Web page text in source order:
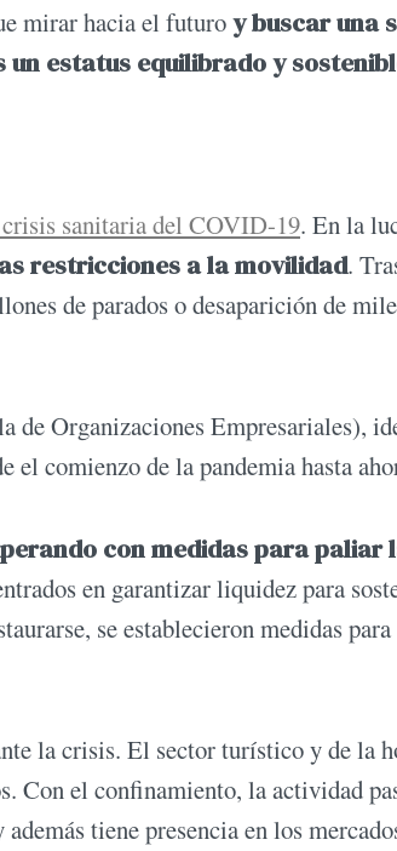
mirar hacia el futuroy buscar una
estatus equilibrado y
sanitaria del COVID-19. En la
restricciones a la movilidad.
de parados o desaparición de
de Organizaciones Empresariales),
el comienzo de la pandemia hasta
con medidas para paliar
en garantizar liquidez para
se establecieron medidas para
la crisis. El sector turístico y de la
Con el confinamiento, la actividad
tiene presencia en los